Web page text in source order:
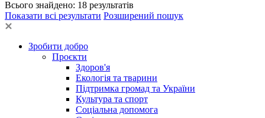
Всього знайдено: 18 результатів
Показати всі результати Розширений пошук
Зробити добро
Проєкти
Здоров'я
Екологія та тварини
Підтримка громад та України
Культура та спорт
Соціальна допомога